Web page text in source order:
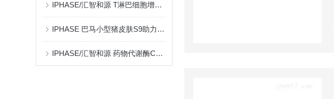
IPHASE/汇智和源 T淋巴细胞增殖产品—助力细胞治疗研究
IPHASE 巴马小型猪皮肤S9助力药物代谢研究
IPHASE/汇智和源 药物代谢酶CYP450 IC50抑制体外评估模型解析